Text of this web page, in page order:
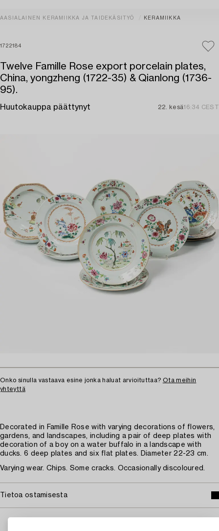
AASIALAINEN KERAMIIKKA JA TAIDEKÄSITYÖ KERAMIIKKA
1722184
Twelve Famille Rose export porcelain plates,
China, yongzheng (1722-35) & Qianlong (1736-
95).
Huutokauppa päättynyt 22. kesä16:34 CEST
Onko sinulla vastaava esine jonka haluat arvioituttaa? Ota meihin
yhteyttä
Decorated in Famille Rose with varying decorations of flowers,
gardens, and landscapes, including a pair of deep plates with
decoration of a boy on a water buffalo in a landscape with
ducks. 6 deep plates and six flat plates. Diameter 22-23 cm.
Varying wear. Chips. Some cracks. Occasionally discoloured.
Tietoa ostamisesta